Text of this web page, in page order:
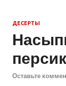
ДЕСЕРТЫ
Оставьте